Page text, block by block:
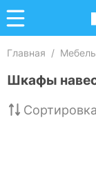
Главная / Мебель
Шкафы
Сортировка